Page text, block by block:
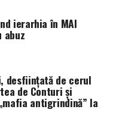
ierarhia în MAI
abuz
desființată de cerul
de Conturi și
antigrindină” la